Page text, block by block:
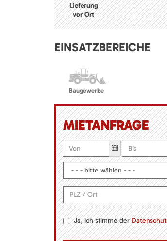
Lieferung
vor Ort
EINSATZBEREICHE
Baugewerbe
MIETANFRAGE
Ja, ich stimme der